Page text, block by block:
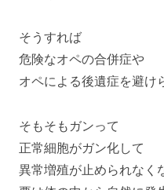
そうすれば
危険なオペの合併症や
オペによる後遺症を避け
そもそもガンって
正常細胞がガン化して
異常増殖が止められなく